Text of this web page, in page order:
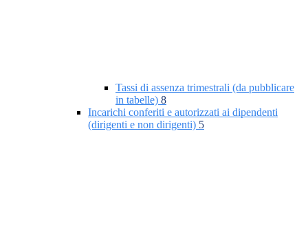
Tassi di assenza trimestrali (da pubblicare
in tabelle) 8
Incarichi conferiti e autorizzati ai dipendenti
(dirigenti e non dirigenti) 5